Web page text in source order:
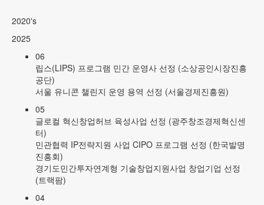
2020's
2025
06
립스(LIPS) 프로그램 민간 운영사 선정 (소상공인시장진흥
공단)
서울 유니콘 챌린지 운영 용역 선정 (서울경제진흥원)
05
글로컬 혁신창업허브 육성사업 선정 (광주창조경제혁신센
터)
민관협력 IP전략지원 사업 CIPO 프로그램 선정 (한국발명
진흥회)
경기도민간투자연계형 기술창업지원사업 창업기업 선정
(트랙팜)
04